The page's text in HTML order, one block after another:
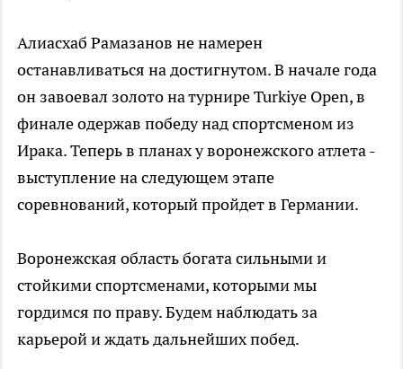
Алиасхаб Рамазанов не намерен
останавливаться на достигнутом. В начале года
он завоевал золото на турнире Turkiye Open, в
финале одержав победу над спортсменом из
Ирака. Теперь в планах у воронежского атлета -
выступление на следующем этапе
соревнований, который пройдет в Германии.
Воронежская область богата сильными и
стойкими спортсменами, которыми мы
гордимся по праву. Будем наблюдать за
карьерой и ждать дальнейших побед.